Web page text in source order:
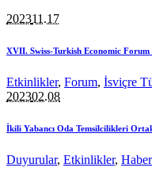
202311.17
XVII. Swiss-Turkish Economic
Etkinlikler, Forum, İsviçre
202302.08
İkili Yabancı Oda Temsilcilikleri
Duyurular, Etkinlikler,